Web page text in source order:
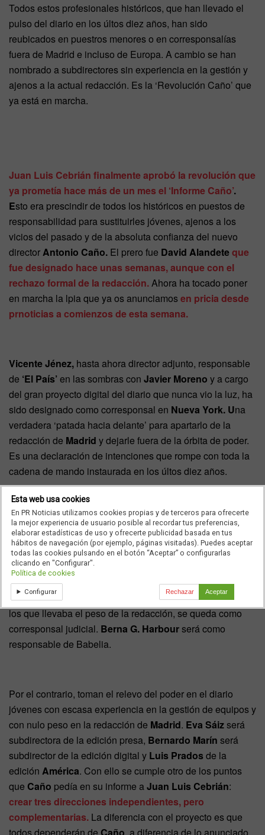
Todos estos profesionales históricos, que han llevado el
pulso del diario en los últos diez años, han sido
reubicados en puestros menores o en corresponsalías
fuera de Madrid e incluso de Europa. A cambio se han
nombrado a subdirectores sin experiencia en la gestión y
ajenos a la actual redacción. Es la ‘Revolución Caño’ que
ya está en marcha.
Juan Luis Cebrián finalmente aprobó la revolución que
ya prometía hace más de un mes el ‘Informe Caño’.
Esto era prescindir de todos los históricos en puestos de
responsabilidad para sustituirles jóvenes, ajenos a los
vicios del pasado y de la absoluta confianza del nuevo
directorAntonio Caño. El prero fue David Alandeteque
fue designado hace unas semanas, aunque con el
rechazo formal de la redacción.Ahora ha tocado poner
en marcha la lpia que ya os anunciamosen pricia desde
prnoticias a comienzos de esta semana.
Vicente Jénez, hasta ahora director adjunto, responsable
de ‘El País’ en las sombras con Javier Moreno y a cargo
del gran proyecto digital del diario que nunca vio la luz, ha
sido designado como corresponsal en Nueva York. Una
verdadera ‘patada hacia delante’ para apartarlo de la
redacción de Madrid y dejarle fuera de la órbita de poder.
Es una declaración de intenciones que rompe con toda la
cadena de mando instaurada en los últos diez años.
También se marchaCarlos Yárnoz, hasta ahora
subdirector, que será el nuevo corresponsal aParís. En el
caso deYárnozha sido uno de los históricos que retoma
su labor como corresponsal tras pasar
años. Pero la lpia continúa:
Jan Martínez Ahrensse
marcha aMéxico Juan Manuel Romero,que era uno de
los que llevaba el peso de la redacción, se queda como
corresponsal judicial. Berna G. Harbourserá como
responsable de Babelia.
Por el contrario, toman el relevo del poder en el diario
jóvenes con escasa experiencia en la gestión de equipos y
con nulo peso en la redacción de Madrid. Eva Sáizserá
subdirectora de la edición presa, Bernardo Marín será
subdirector de la edición digital y Luis Prados de la
edición América. Con ello se cumple otro de los puntos
que Caño pedía en su informe aJuan Luis Cebrián:
crear tres direcciones independientes, pero
complementarias. La diferencia con el proyecto es que
Esta web usa cookies
En PR Noticias utilizamos cookies propias y de terceros para ofrecerte
la mejor experiencia de usuario posible al recordar tus preferencias,
elaborar estadísticas de uso y ofrecerte publicidad basada en tus
hábitos de navegación (por ejemplo, páginas visitadas). Puedes aceptar
todas las cookies pulsando en el botón “Aceptar” o configurarlas
clicando en "Configurar".
Política de cookies
Configurar Rechazar Aceptar